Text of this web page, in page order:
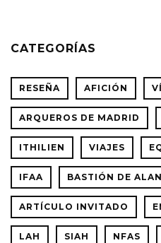
CATEGORÍAS
RESEÑA AFICIÓN
ARQUEROS DE MADRID
ITHILIEN VIAJES
IFAA BASTIÓN DE
ARTÍCULO INVITADO
LAH SIAH NFAS